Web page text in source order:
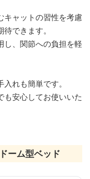
キャットの習性を考慮
できます。
し、関節への負担を軽
れも簡単です。
も安心してお使いいた
ーム型ベッド